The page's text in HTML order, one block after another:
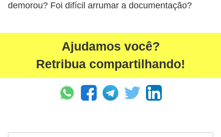
demorou? Foi difícil arrumar a documentação?
Ajudamos você?
Retribua compartilhando!
ã
e